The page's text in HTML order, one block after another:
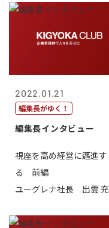
2022.01.21
編集長がゆく！
編集長インタビュー
視座を高め経営に邁進す
る 前編
ユーグレナ社長 出雲 充